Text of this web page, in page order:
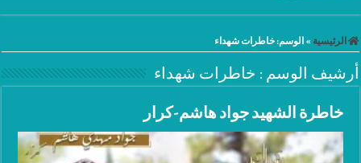
الرئيسية » الوسم:خاطرات شهداء
أرشيف الوسم : خاطرات شهداء
خاطرة الشهيد جواد هاشم-كرار